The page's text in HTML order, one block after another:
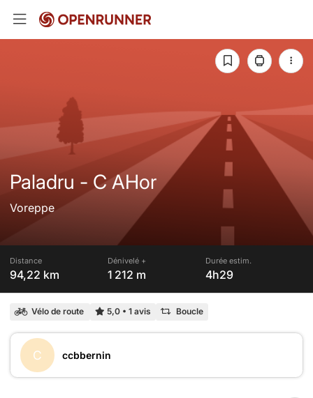
Paladru - C AHor
Voreppe
Distance
94,22 km
Dénivelé +
1 212 m
Durée estim.
4h29
Vélo de route 5,0 • 1 avis Boucle
C ccbbernin